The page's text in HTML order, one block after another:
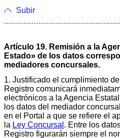
Subir
Artículo 19. Remisión a la
Estado» de los datos
mediadores concursales.
1. Justificado el cumplimiento
Registro comunicará
electrónicos a la Agencia
los datos del mediador
en el Portal a que se refiere el
la Ley Concursal . Entre los
Registro figurarán siempre el